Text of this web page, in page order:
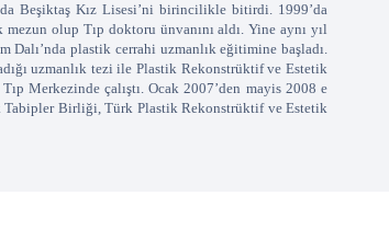
Beşiktaş Kız Lisesi’ni birincilikle bitirdi. 1999’da
olup Tıp doktoru ünvanını aldı. Yine aynı yıl
plastik cerrahi uzmanlık eğitimine başladı.
uzmanlık tezi ile Plastik Rekonstrüktif ve Estetik
Merkezinde çalıştı. Ocak 2007’den mayis 2008 e
Tabipler Birliği, Türk Plastik Rekonstrüktif ve Estetik